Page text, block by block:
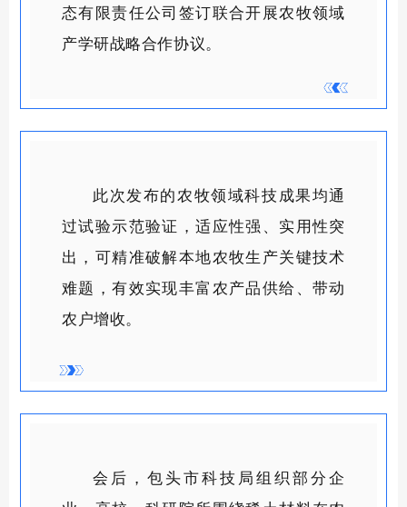
态有限责任公司签订联合开展农牧领域
产学研战略合作协议。
此次发布的农牧领域科技成果均通
过试验示范验证，适应性强、实用性突
出，可精准破解本地农牧生产关键技术
难题，有效实现丰富农产品供给、带动
农户增收。
会后，包头市科技局组织部分企